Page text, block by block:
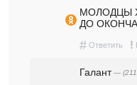
МОЛОДЦЫ
ДО
# Ответить !
Галант—